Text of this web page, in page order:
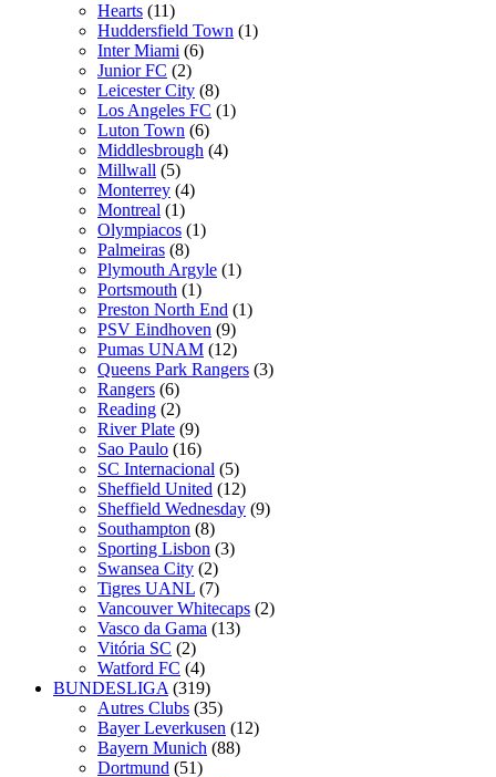
Hearts (11)
Huddersfield Town (1)
Inter Miami (6)
Junior FC (2)
Leicester City (8)
Los Angeles FC (1)
Luton Town (6)
Middlesbrough (4)
Millwall (5)
Monterrey (4)
Montreal (1)
Olympiacos (1)
Palmeiras (8)
Plymouth Argyle (1)
Portsmouth (1)
Preston North End (1)
PSV Eindhoven (9)
Pumas UNAM (12)
Queens Park Rangers (3)
Rangers (6)
Reading (2)
River Plate (9)
Sao Paulo (16)
SC Internacional (5)
Sheffield United (12)
Sheffield Wednesday (9)
Southampton (8)
Sporting Lisbon (3)
Swansea City (2)
Tigres UANL (7)
Vancouver Whitecaps (2)
Vasco da Gama (13)
Vitória SC (2)
Watford FC (4)
BUNDESLIGA (319)
Autres Clubs (35)
Bayer Leverkusen (12)
Bayern Munich (88)
Dortmund (51)